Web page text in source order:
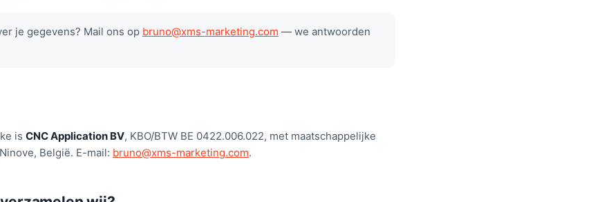
je gegevens? Mail ons op bruno@xms-marketing.com — we antwoorden
is CNC Application BV, KBO/BTW BE 0422.006.022, met maatschappelijke
België. E-mail: bruno@xms-marketing.com.